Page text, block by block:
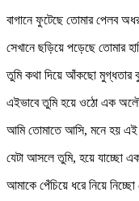
বাগানে ফুটেছে তোমার পেলব
সেখানে ছড়িয়ে পড়েছে তোমার
তুমি কথা দিয়ে আঁকছো মুগ্ধতার
এইভাবে তুমি হয়ে ওঠো এক
আমি তোমাতে আসি, মনে হয় এই
যেটা আসলে তুমি, হয়ে যাচ্ছো
আমাকে পেঁচিয়ে ধরে নিয়ে